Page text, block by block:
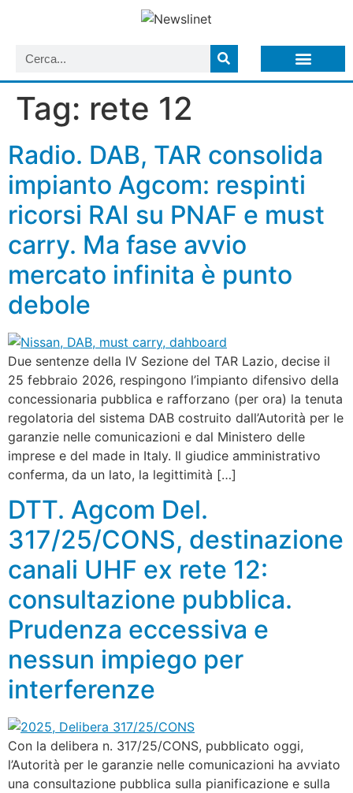
Tag: rete 12
Radio. DAB, TAR consolida
impianto Agcom: respinti
ricorsi RAI su PNAF e must
carry. Ma fase avvio
mercato infinita è punto
debole
Due sentenze della IV Sezione del TAR Lazio, decise il
25 febbraio 2026, respingono l’impianto difensivo della
concessionaria pubblica e rafforzano (per ora) la tenuta
regolatoria del sistema DAB costruito dall’Autorità per le
garanzie nelle comunicazioni e dal Ministero delle
imprese e del made in Italy. Il giudice amministrativo
conferma, da un lato, la legittimità […]
DTT. Agcom Del.
317/25/CONS, destinazione
canali UHF ex rete 12:
consultazione pubblica.
Prudenza eccessiva e
nessun impiego per
interferenze
Con la delibera n. 317/25/CONS, pubblicato oggi,
l’Autorità per le garanzie nelle comunicazioni ha avviato
una consultazione pubblica sulla pianificazione e sulla